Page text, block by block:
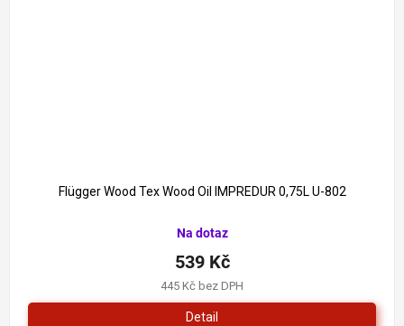
Flügger Wood Tex Wood Oil IMPREDUR 0,75L U-802
Na dotaz
445 Kč bez DPH
539 Kč
Detail